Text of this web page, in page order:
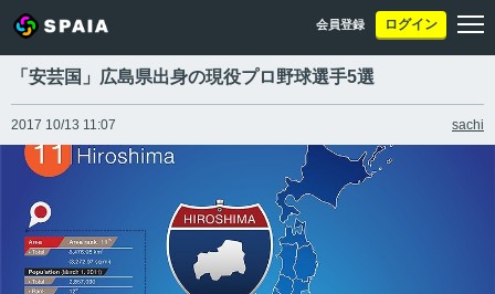
会員登録 ログイン
「安芸国」広島県出身の現役プロ野球選手5選
2017 10/13 11:07 sachi